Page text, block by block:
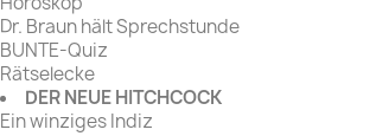
Dr. Braun hält Sprechstunde
BUNTE-Quiz
Rätselecke
DER NEUE HITCHCOCK
Ein winziges Indiz